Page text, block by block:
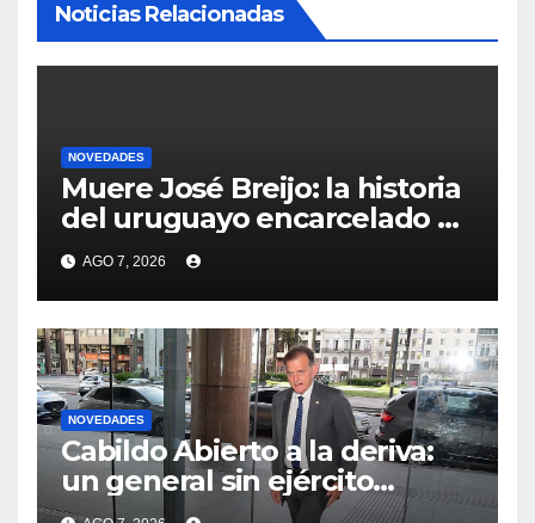
Noticias Relacionadas
NOVEDADES
Muere José Breijo: la historia
del uruguayo encarcelado en
Venezuela por una foto y
que al salir encontró su casa
ocupada por el policía que lo
detuvo
AGO 7, 2026
NOVEDADES
Cabildo Abierto a la deriva:
un general sin ejército
tiroteado por sus dos